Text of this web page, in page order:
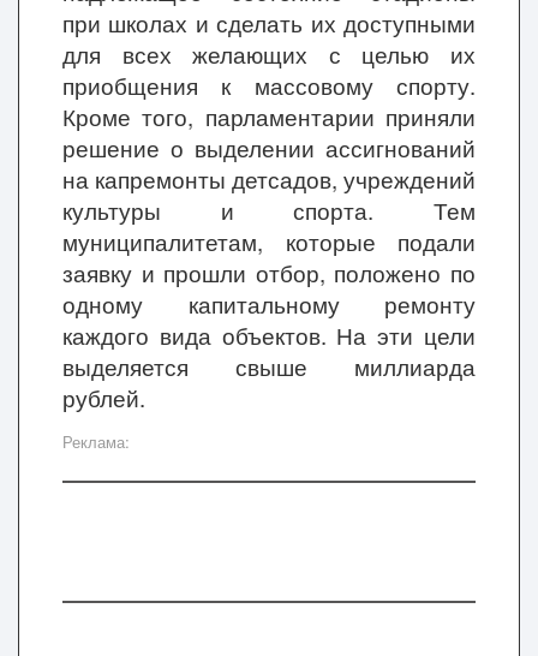
при школах и сделать их доступными
для всех желающих с целью их
приобщения к массовому спорту.
Кроме того, парламентарии приняли
решение о выделении ассигнований
на капремонты детсадов, учреждений
культуры и спорта. Тем
муниципалитетам, которые подали
заявку и прошли отбор, положено по
одному капитальному ремонту
каждого вида объектов. На эти цели
выделяется свыше миллиарда
рублей.
Реклама: